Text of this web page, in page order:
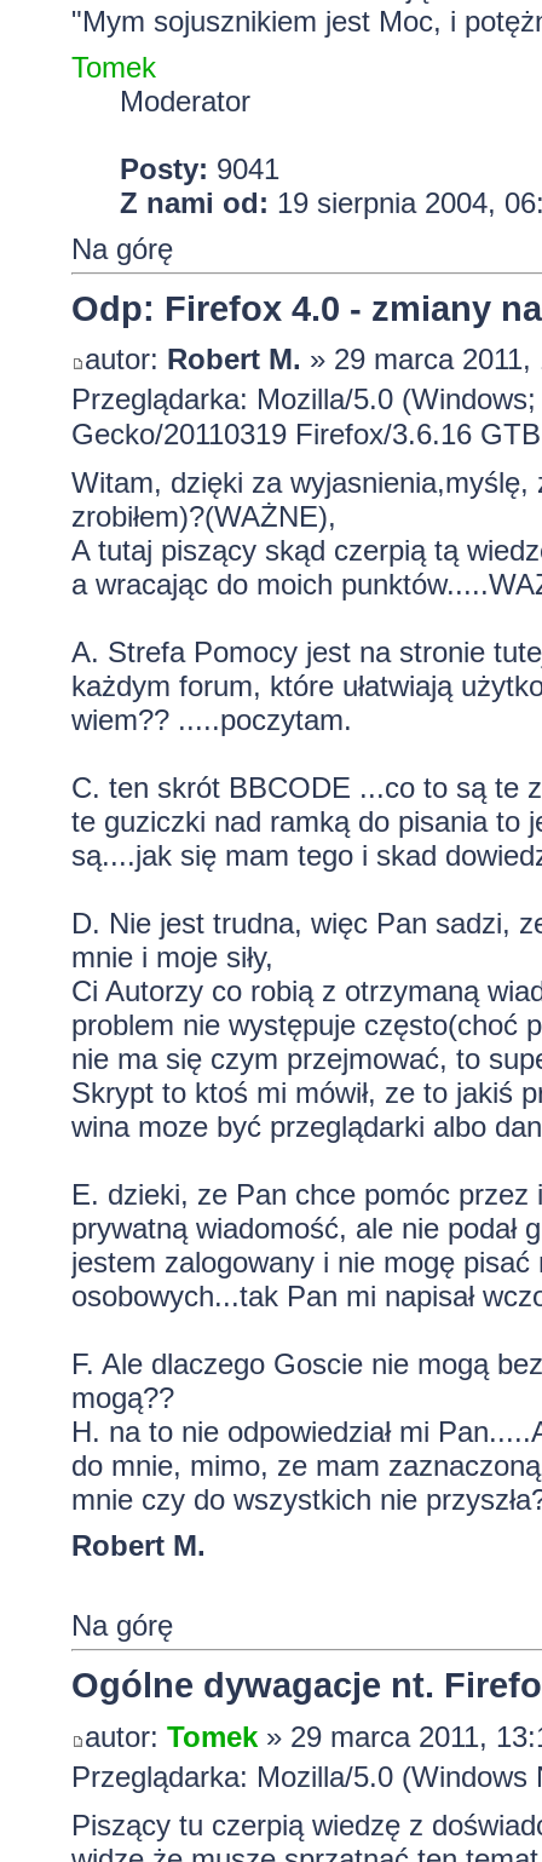
"Mym sojusznikiem jest Moc, i
Tomek
Moderator
Posty: 9041
Z nami od: 19 sierpnia 2004,
Na górę
Odp: Firefox 4.0 - zmiany
autor: Robert M. » 29 marca 2011,
Przeglądarka: Mozilla/5.0
Gecko/20110319 Firefox/3.6.16
Witam, dzięki za wyjasnienia,myślę,
zrobiłem)?(WAŻNE),
A tutaj piszący skąd czerpią tą
a wracając do moich
A. Strefa Pomocy jest na stronie
każdym forum, które ułatwiają
wiem?? .....poczytam.
C. ten skrót BBCODE ...co to są te
te guziczki nad ramką do pisania to
są....jak się mam tego i skad
D. Nie jest trudna, więc Pan sadzi,
mnie i moje siły,
Ci Autorzy co robią z otrzymaną
problem nie występuje często(choć
nie ma się czym przejmować, to
Skrypt to ktoś mi mówił, ze to jakiś
wina moze być przeglądarki albo
E. dzieki, ze Pan chce pomóc przez
prywatną wiadomość, ale nie podał
jestem zalogowany i nie mogę
osobowych...tak Pan mi napisał
F. Ale dlaczego Goscie nie mogą
mogą??
H. na to nie odpowiedział mi
do mnie, mimo, ze mam
mnie czy do wszystkich nie
Robert M.
Na górę
Ogólne dywagacje nt.
autor: Tomek» 29 marca 2011,
Przeglądarka: Mozilla/5.0
Piszący tu czerpią wiedzę z